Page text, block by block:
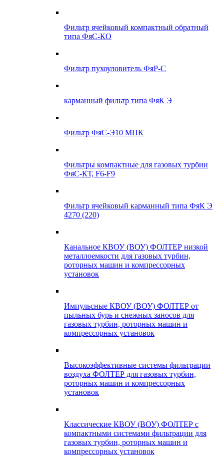
Фильтр ячейковый компактный обратный
типа ФяС-КО
Фильтр пухоуловитель ФяР-С
карманный фильтр типа ФяК Э
Фильтр ФяС-Э10 МПК
Фильтры компактные для газовых турбин
ФяС-КТ, F6-F9
Фильтр ячейковый карманный типа ФяК Э
4270 (220)
Канальное КВОУ (ВОУ) ФОЛТЕР низкой
металлоемкости для газовых турбин,
роторных машин и компрессорных
установок
Импульсные КВОУ (ВОУ) ФОЛТЕР от
пыльных бурь и снежных заносов для
газовых турбин, роторных машин и
компрессорных установок
Высокоэффективные системы фильтрации
воздуха ФОЛТЕР для газовых турбин,
роторных машин и компрессорных
установок
Классические КВОУ (ВОУ) ФОЛТЕР с
компактными системами фильтрации для
газовых турбин, роторных машин и
компрессорных установок